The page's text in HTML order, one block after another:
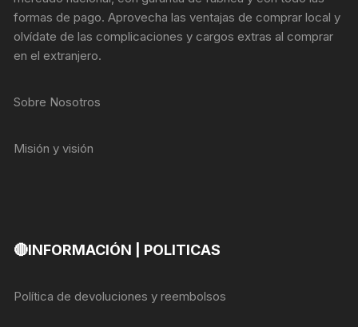
formas de pago. Aprovecha las ventajas de comprar local y
olvídate de las complicaciones y cargos extras al comprar
en el extranjero.
Sobre Nosotros
Misión y visión
🔴INFORMACIÓN | POLITICAS
Política de devoluciones y reembolsos